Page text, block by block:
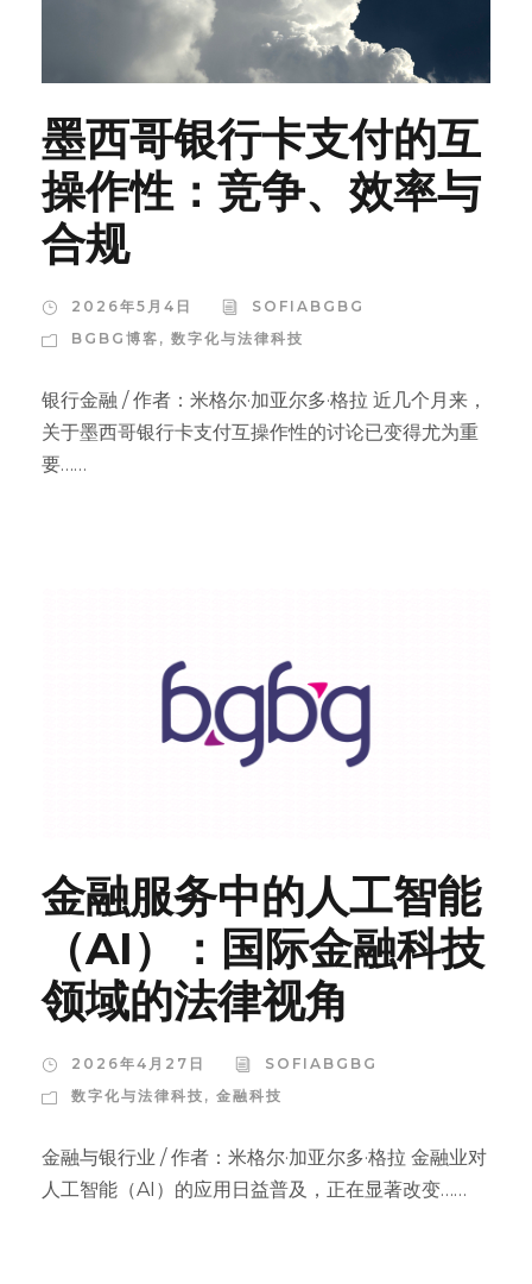
墨西哥银行卡支付的互
操作性：竞争、效率与
合规
2026年5月4日
SOFIABGBG
BGBG博客 , 数字化与法律科技
银行金融 / 作者：米格尔·加亚尔多·格拉 近几个月来，
关于墨西哥银行卡支付互操作性的讨论已变得尤为重
要……
金融服务中的人工智能
（AI）：国际金融科技
领域的法律视角
2026年4月27日
SOFIABGBG
数字化与法律科技 , 金融科技
金融与银行业 / 作者：米格尔·加亚尔多·格拉 金融业对
人工智能（AI）的应用日益普及，正在显著改变……